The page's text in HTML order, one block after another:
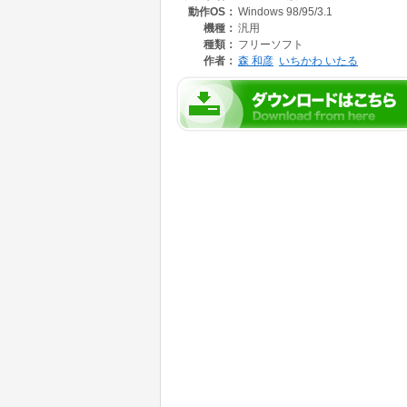
入力は，ファイルを指定しなければ，標準入
Ver1.54において-mオプションでMIMEエンコ
正常に変換できるように修正した。
動作OS： Windows 98/95/3.1
機種： 汎用
種類： フリーソフト
作者： 森 和彦 いちかわ いたる